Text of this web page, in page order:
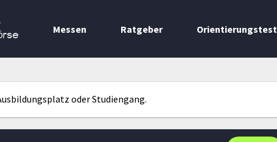
Messen Ratgeber Orientierungstest
oder Studiengang.